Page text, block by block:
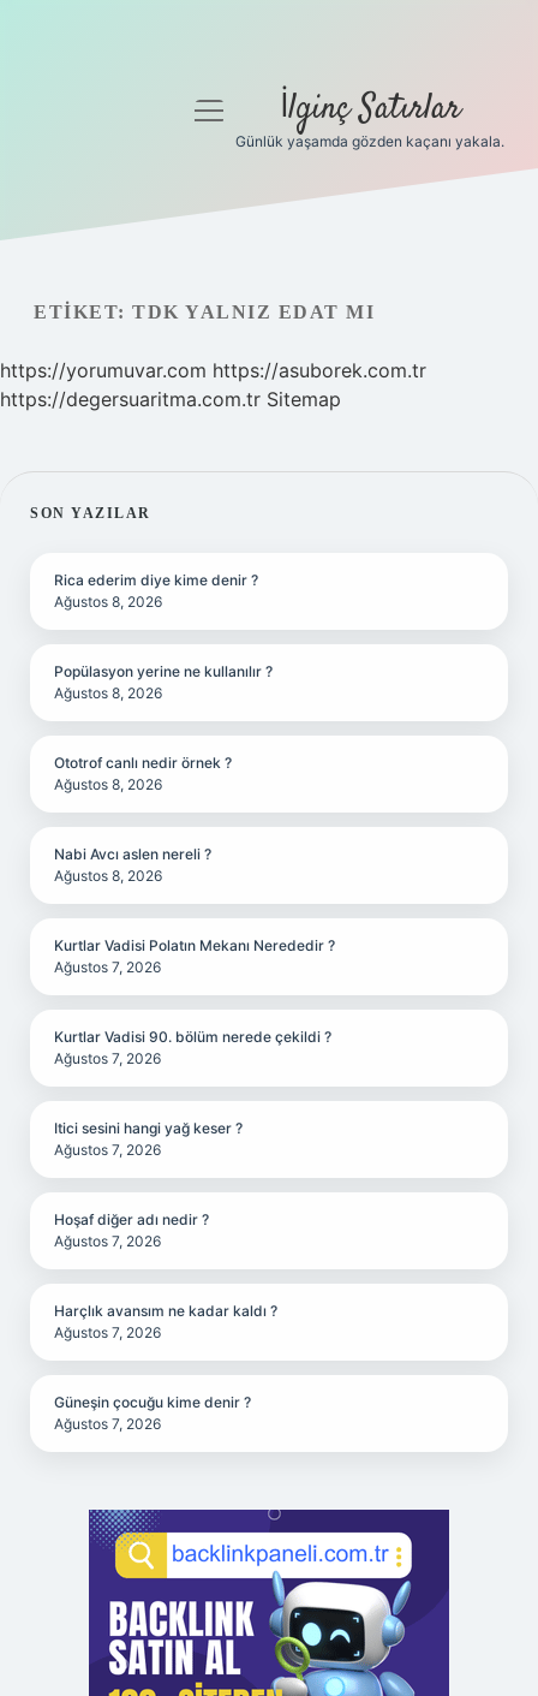
Gizlilik Politikası
menüyü
İlginç Satırlar
Günlük yaşamda gözden kaçanı yakala.
ETIKET: TDK YALNIZ EDAT MI
https://yorumuvar.com https://asuborek.com.tr
https://degersuaritma.com.tr Sitemap
SIDEBAR
SON YAZILAR
Rica ederim diye kime denir ?
Ağustos 8, 2026
Popülasyon yerine ne kullanılır ?
Ağustos 8, 2026
Ototrof canlı nedir örnek ?
Ağustos 8, 2026
Nabi Avcı aslen nereli ?
Ağustos 8, 2026
Kurtlar Vadisi Polatın Mekanı Nerededir ?
Ağustos 7, 2026
Kurtlar Vadisi 90. bölüm nerede çekildi ?
Ağustos 7, 2026
Itici sesini hangi yağ keser ?
Ağustos 7, 2026
Hoşaf diğer adı nedir ?
Ağustos 7, 2026
Harçlık avansım ne kadar kaldı ?
Ağustos 7, 2026
Güneşin çocuğu kime denir ?
Ağustos 7, 2026